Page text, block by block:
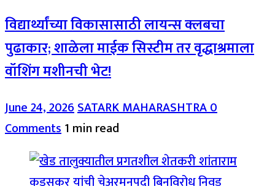
विद्यार्थ्यांच्या विकासासाठी लायन्स क्लबचा
पुढाकार; शाळेला माईक सिस्टीम तर वृद्धाश्रमाला
वॉशिंग मशीनची भेट!
June 24, 2026SATARK MAHARASHTRA0
Comments1 min read